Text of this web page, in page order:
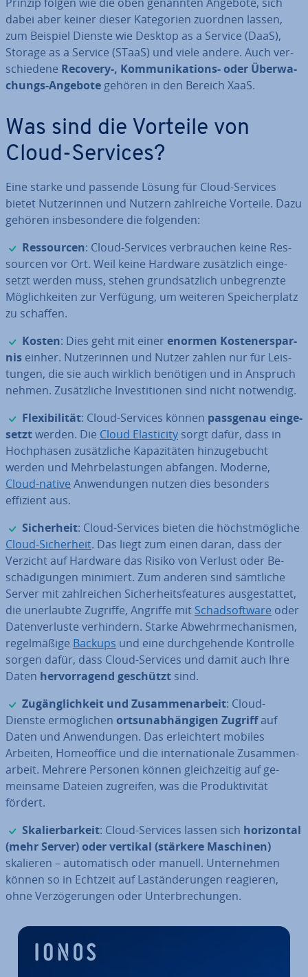
dabei aber keiner dieser Ka­te­go­rien zuordnen lassen,
zum Beispiel Dienste wie Desktop as a Service (DaaS),
Storage as a Service (STaaS) und viele andere. Auch ver­
schie­de­ne Recovery-, Kom­mu­ni­ka­ti­ons- oder Über­wa­
chungs-Angebote gehören in den Bereich XaaS.
Was sind die Vorteile von
Cloud-Services?
Eine starke und passende Lösung für Cloud-Services
bietet Nut­ze­rin­nen und Nutzern zahl­rei­che Vorteile. Dazu
gehören ins­be­son­de­re die folgenden:
✓
Res­sour­cen: Cloud-Services ver­brau­chen keine Res­
sour­cen vor Ort. Weil keine Hardware zu­sätz­lich ein­ge­
setzt werden muss, stehen grund­sätz­lich un­be­grenz­te
Mög­lich­kei­ten zur Verfügung, um weiteren Spei­cher­platz
zu schaffen.
✓
Kosten: Dies geht mit einer enormen Kos­ten­er­spar­
nis einher. Nut­ze­rin­nen und Nutzer zahlen nur für Leis­
tun­gen, die sie auch wirklich benötigen und in Anspruch
nehmen. Zu­sätz­li­che In­ves­ti­tio­nen sind nicht notwendig.
✓
Fle­xi­bi­li­tät: Cloud-Services können passgenau ein­ge­
setztwerden. Die Cloud Ela­s­ti­ci­ty sorgt dafür, dass in
Hoch­pha­sen zu­sätz­li­che Ka­pa­zi­tä­ten hin­zu­ge­bucht
werden und Mehr­be­las­tun­gen abfangen. Moderne,
Cloud-native An­wen­dun­gen nutzen dies besonders
effizient aus.
✓
Si­cher­heit: Cloud-Services bieten die höchst­mög­li­che
Cloud-Si­cher­heit. Das liegt zum einen daran, dass der
Verzicht auf Hardware das Risiko von Verlust oder Be­
schä­di­gun­gen minimiert. Zum anderen sind sämtliche
Server mit zahl­rei­chen Si­cher­heits­fea­tures aus­ge­stat­tet,
die un­er­laub­te Zugriffe, Angriffe mit Schad­soft­ware oder
Da­ten­ver­lus­te ver­hin­dern. Starke Ab­wehr­me­cha­nis­men,
re­gel­mä­ßi­ge Backups und eine durch­ge­hen­de Kontrolle
sorgen dafür, dass Cloud-Services und damit auch Ihre
Daten her­vor­ra­gend geschützt sind.
✓
Zu­gäng­lich­keit und Zu­sam­men­ar­beit: Cloud-
Dienste er­mög­li­chen orts­un­ab­hän­gi­gen Zugriffauf
Daten und An­wen­dun­gen. Das er­leich­tert mobiles
Arbeiten, Ho­me­of­fice und die in­ter­na­tio­na­le Zu­sam­men­
ar­beit. Mehrere Personen können gleich­zei­tig auf ge­
mein­sa­me Dateien zugreifen, was die Pro­duk­ti­vi­tät
fördert.
✓
Ska­lier­bar­keit: Cloud-Services lassen sich ho­ri­zon­tal
(mehr Server) oder vertikal (stärkere Maschinen)
skalieren – au­to­ma­tisch oder manuell. Un­ter­neh­men
können so in Echtzeit auf Last­än­de­run­gen reagieren,
ohne Ver­zö­ge­run­gen oder Un­ter­bre­chun­gen.